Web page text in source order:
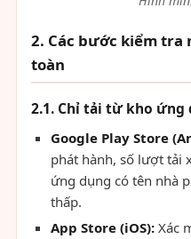
2. Các bước kiểm
toàn
2.1. Chỉ tải từ kho
Google Play Store
phát hành, số lượt tải
ứng dụng có tên nhà
thấp.
App Store (iOS): Xác